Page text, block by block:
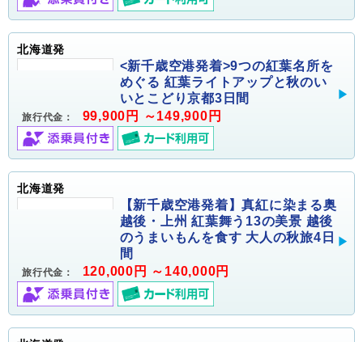
北海道発
<新千歳空港発着>9つの紅葉名所を
めぐる 紅葉ライトアップと秋のい
いとこどり京都3日間
旅行代金： 99,900円 ～149,900円
北海道発
【新千歳空港発着】真紅に染まる奥
越後・上州 紅葉舞う13の美景 越後
のうまいもんを食す 大人の秋旅4日
間
旅行代金： 120,000円 ～140,000円